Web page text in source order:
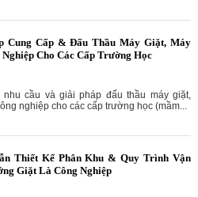
Cung Cấp & Đấu Thầu Máy Giặt, Máy
Nghiệp Cho Các Cấp Trường Học
nhu cầu và giải pháp đấu thầu máy giặt,
nghiệp cho các cấp trường học (mầm...
Thiết Kế Phân Khu & Quy Trình Vận
Giặt Là Công Nghiệp